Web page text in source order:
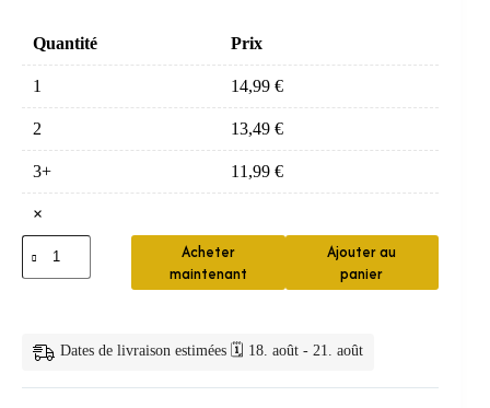
Quantité Prix
1 14,99 €
2 13,49 €
3+ 11,99 €
×
quantité
de
Bandeaux
velours
pour
Acheter
maintenant
Ajouter au
panier
Dates de livraison estimées 🗓️ 18. août - 21. août